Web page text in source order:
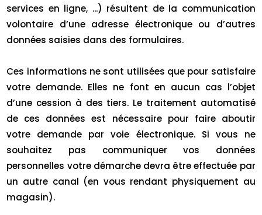
services en ligne, ...) résultent de la communication
volontaire d’une adresse électronique ou d’autres
données saisies dans des formulaires.
Ces informations ne sont utilisées que pour satisfaire
votre demande. Elles ne font en aucun cas l’objet
d’une cession à des tiers. Le traitement automatisé
de ces données est nécessaire pour faire aboutir
votre demande par voie électronique. Si vous ne
souhaitez pas communiquer vos données
personnelles votre démarche devra être effectuée par
un autre canal (en vous rendant physiquement au
magasin).